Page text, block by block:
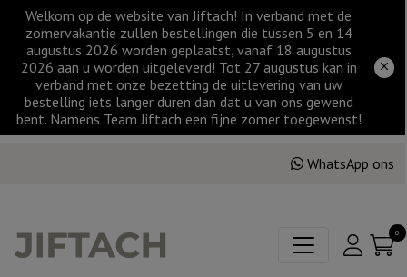
Welkom op de website van Jiftach! In verband met de
zomervakantie zullen bestellingen die tussen 5 en 14
augustus 2026 worden geplaatst, vanaf 18 augustus
2026 aan u worden uitgeleverd! Tot 27 augustus kan in
verband met onze bezetting de uitlevering van uw
bestelling iets langer duren dan dat u van ons gewend
bent. Namens Team Jiftach een fijne zomer toegewenst!
WhatsApp ons
0